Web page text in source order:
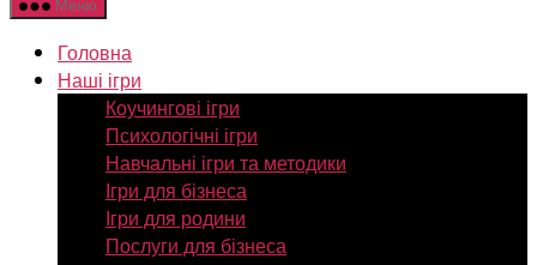
Меню
Головна
Наші ігри
Коучингові ігри
Психологічні ігри
Навчальні ігри та методики
Ігри для бізнеса
Ігри для родини
Послуги для бізнеса